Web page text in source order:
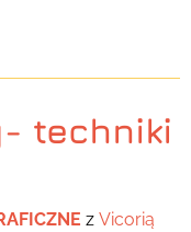
techniki
z Vicorią